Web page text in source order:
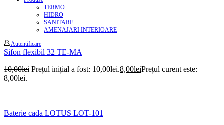
TERMO
HIDRO
SANITARE
AMENAJARI INTERIOARE
Autentificare
Sifon flexibil 32 TE-MA
10,00lei Prețul inițial a fost: 10,00lei.8,00leiPrețul curent este:
8,00lei.
Baterie cada LOTUS LOT-101